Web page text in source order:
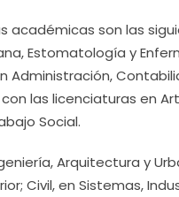
académicas son las
Estomatología y
Administración,
las licenciaturas en
Social.
Arquitectura y
Civil, en Sistemas,